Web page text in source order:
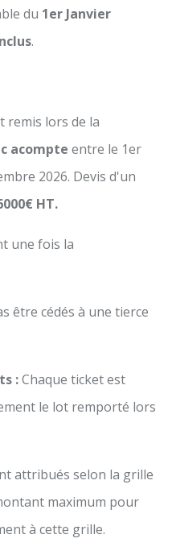
du 1er Janvier
.
remis lors de la
acompte entre le 1er
2026. Devis d'un
HT.
une fois la
être cédés à une tierce
:Chaque ticket est
le lot remporté lors
attribués selon la grille
maximum pour
à cette grille.